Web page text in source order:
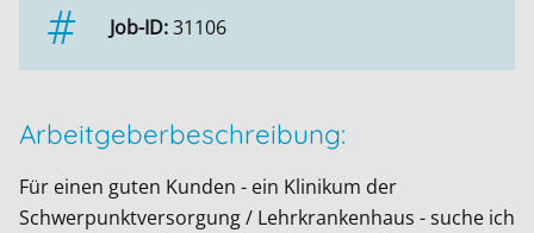
Job-ID:31106
Arbeitgeberbeschreibung:
Für einen guten Kunden - ein Klinikum der
Schwerpunktversorgung / Lehrkrankenhaus - suche ich